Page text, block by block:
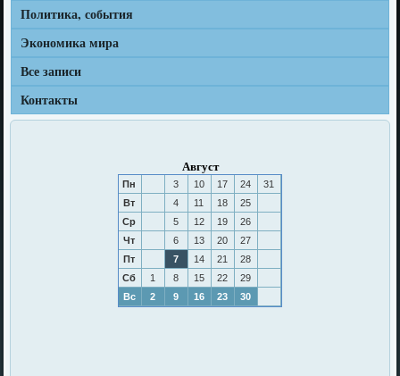
Политика, события
Экономика мира
Все записи
Контакты
Август
Пн 3 10 17 24
31
Вт
4 11 18
25
Ср
5 12 19
26
Чт
6 13 20
27
Пт
7 14 21
28
Сб
1 8 15 22
29
Вс
2 9 16 23 30